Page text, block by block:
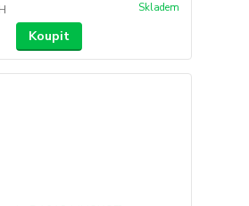
Skladem
Koupit